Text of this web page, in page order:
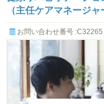
（主任ケアマネージャ
お問い合わせ番号 :C32265